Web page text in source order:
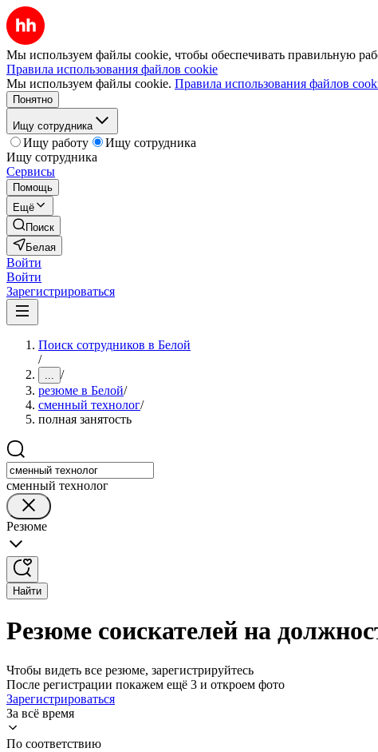
Мы используем файлы cookie, чтобы обеспечивать правильную
Правила использования файлов cookie
Мы используем файлы cookie. Правила использования файлов
Понятно
Ищу сотрудника
Ищу работу
Ищу сотрудника
Ищу сотрудника
Сервисы
Помощь
Ещё
Поиск
Белая
Войти
Войти
Зарегистрироваться
Поиск сотрудников в Белой
/
... /
резюме в Белой/
сменный технолог/
полная занятость
сменный технолог
Резюме
Найти
Резюме соискателей на
Чтобы видеть все резюме, зарегистрируйтесь
После регистрации покажем ещё 3 и откроем фото
Зарегистрироваться
За всё время
По соответствию